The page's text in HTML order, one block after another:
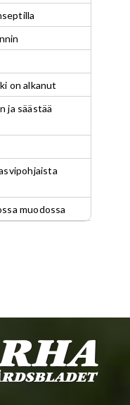
on alkanut
ja säästää
muodossa